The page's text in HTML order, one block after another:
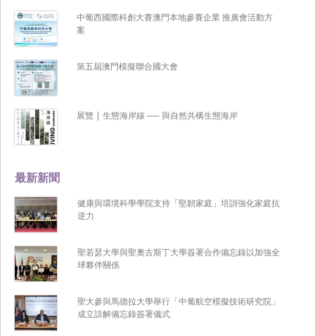
最新新聞
健康與環境科學學院支持「堅韌家庭」培訓強化家庭抗
逆力
聖若瑟大學與聖奧古斯丁大學簽署合作備忘錄以加強全
球夥伴關係
聖大參與馬德拉大學舉行「中葡航空模擬技術研究院」
成立諒解備忘錄簽署儀式
中葡西國際科創大賽澳門本地參賽企業 推廣會活動方
案
第五屆澳門模擬聯合國大會
展覽 | 生態海岸線 ── 與自然共構生態海岸